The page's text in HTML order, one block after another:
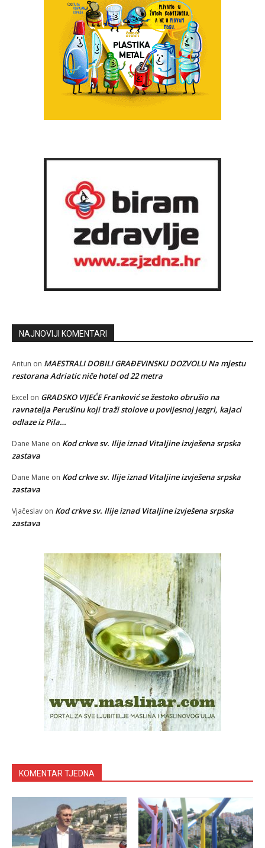
NAJNOVIJI KOMENTARI
Antun on MAESTRALI DOBILI GRAĐEVINSKU DOZVOLU Na mjestu
restorana Adriatic niče hotel od 22 metra
Excel on GRADSKO VIJEĆE Franković se žestoko obrušio na
ravnatelja Perušinu koji traži stolove u povijesnoj jezgri, kajaci
odlaze iz Pila…
Dane Mane on Kod crkve sv. Ilije iznad Vitaljine izvješena srpska
zastava
Dane Mane on Kod crkve sv. Ilije iznad Vitaljine izvješena srpska
zastava
Vjačeslav on Kod crkve sv. Ilije iznad Vitaljine izvješena srpska
zastava
KOMENTAR TJEDNA